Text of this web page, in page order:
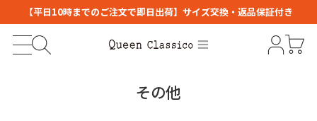
【平日10時までのご注文で即日出荷】サイズ交換・返品保証付き
その他